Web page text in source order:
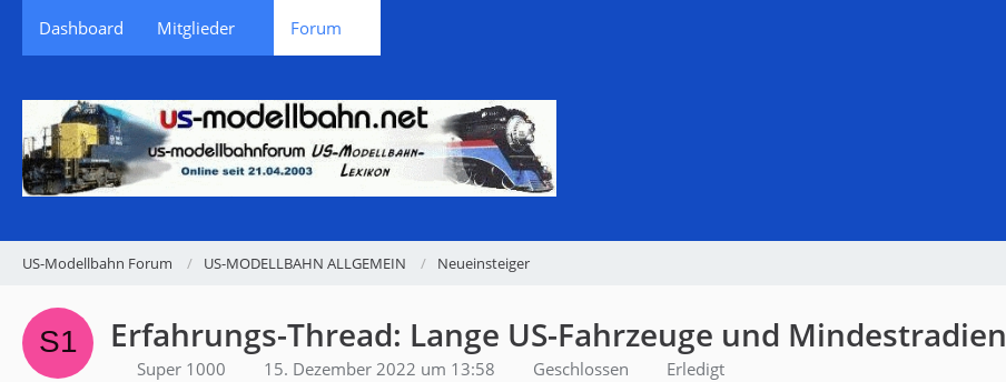
Dashboard Mitglieder Forum
US-Modellbahn Forum US-MODELLBAHN ALLGEMEIN Neueinsteiger
Erfahrungs-Thread: Lange US-Fahrzeuge und Mindestradien
Super 1000 15. Dezember 2022 um 13:58 Geschlossen Erledigt